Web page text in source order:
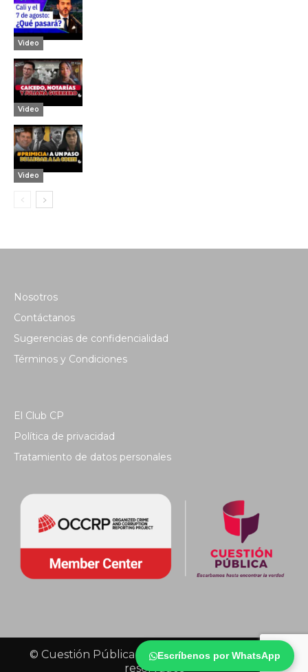
Escríbenos por WhatsApp
Video
Video
Video
Nosotros
Contáctanos
Sugerencias de confidencialidad
Términos y Condiciones
El Club CP
Política de privacidad
Tratamiento de datos personales
© Cuestión Pública 2018 - Todos los derechos
reservados